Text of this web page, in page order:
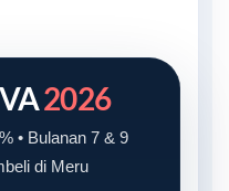
2026
• Bulanan 7 & 9
di Meru